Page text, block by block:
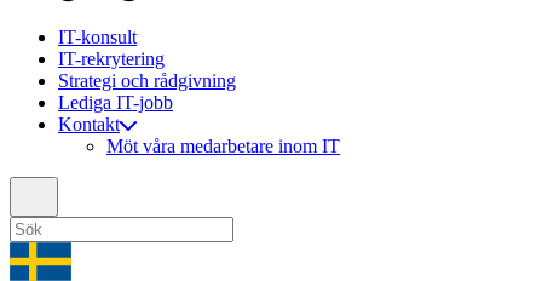
IT-konsult
IT-rekrytering
Strategi och rådgivning
Lediga IT-jobb
Kontakt
Möt våra medarbetare inom IT